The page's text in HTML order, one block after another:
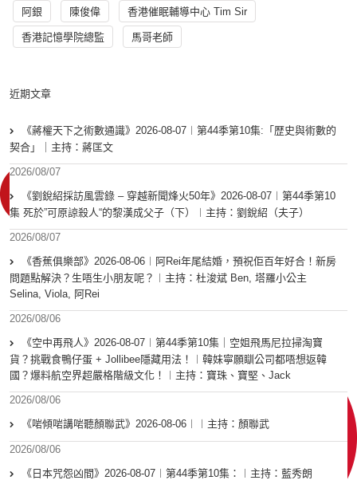
阿銀 陳俊偉 香港催眠輔導中心 Tim Sir
香港記憶學院總監 馬哥老師
近期文章
《蔣權天下之術數通識》2026-08-07︱第44季第10集:「歴史與術數的
契合」｜主持：蔣匡文
2026/08/07
《劉銳紹採訪風雲錄 – 穿越新聞烽火50年》2026-08-07︱第44季第10
集 死於”可原諒殺人“的黎漢成父子（下）︱主持：劉銳紹（夫子）
2026/08/07
《香蕉俱樂部》2026-08-06︱阿Rei年尾結婚，預祝佢百年好合！新房
問題點解決？生唔生小朋友呢？︱主持：杜浚斌 Ben, 塔羅小公主
Selina, Viola, 阿Rei
2026/08/06
《空中再飛人》2026-08-07︱第44季第10集｜空姐飛馬尼拉掃淘寶
貨？挑戰食鴨仔蛋 + Jollibee隱藏用法！︱韓妹寧願瞓公司都唔想返韓
國？爆料航空界超嚴格階級文化！︱主持：寶珠、寶堅、Jack
2026/08/06
《啱傾啱講啱聽顏聯武》2026-08-06︱︱主持：顏聯武
2026/08/06
《日本咒怨凶間》2026-08-07︱第44季第10集：︱主持：藍秀朗